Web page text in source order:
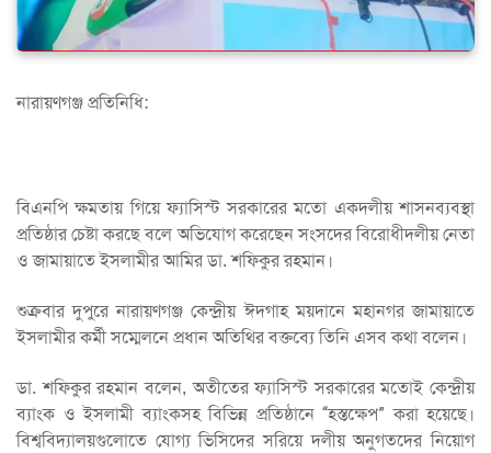
নারায়ণগঞ্জ প্রতিনিধি:
বিএনপি ক্ষমতায় গিয়ে ফ্যাসিস্ট সরকারের মতো একদলীয় শাসনব্যবস্থা
প্রতিষ্ঠার চেষ্টা করছে বলে অভিযোগ করেছেন সংসদের বিরোধীদলীয় নেতা
ও জামায়াতে ইসলামীর আমির ডা. শফিকুর রহমান।
শুক্রবার দুপুরে নারায়ণগঞ্জ কেন্দ্রীয় ঈদগাহ ময়দানে মহানগর জামায়াতে
ইসলামীর কর্মী সম্মেলনে প্রধান অতিথির বক্তব্যে তিনি এসব কথা বলেন।
ডা. শফিকুর রহমান বলেন, অতীতের ফ্যাসিস্ট সরকারের মতোই কেন্দ্রীয়
ব্যাংক ও ইসলামী ব্যাংকসহ বিভিন্ন প্রতিষ্ঠানে “হস্তক্ষেপ” করা হয়েছে।
বিশ্ববিদ্যালয়গুলোতে যোগ্য ভিসিদের সরিয়ে দলীয় অনুগতদের নিয়োগ